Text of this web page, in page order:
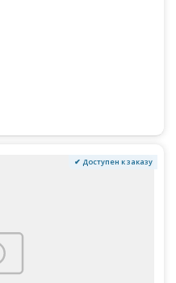
✔ Доступен к заказу